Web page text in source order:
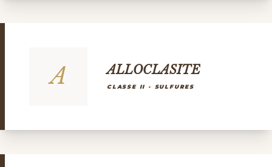
A ALLOCLASITE
CLASSE II - SULFURES